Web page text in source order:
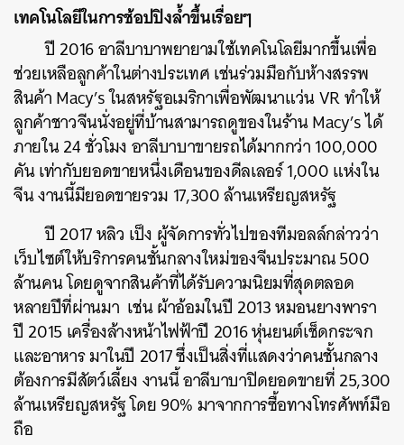
เทคโนโลยีในการช้อปปิงล้ำขึ้นเรื่อยๆ
ปี 2016 อาลีบาบาพยายามใช้เทคโนโลยีมากขึ้นเพื่อ
ช่วยเหลือลูกค้าในต่างประเทศ เช่นร่วมมือกับห้างสรรพ
สินค้า Macy’s ในสหรัฐอเมริกาเพื่อพัฒนาแว่น VR ทำให้
ลูกค้าชาวจีนนั่งอยู่ที่บ้านสามารถดูของในร้าน Macy’s ได้
ภายใน 24 ชั่วโมง อาลีบาบาขายรถได้มากกว่า 100,000
คัน เท่ากับยอดขายหนึ่งเดือนของดีลเลอร์ 1,000 แห่งใน
จีน งานนี้มียอดขายรวม 17,300 ล้านเหรียญสหรัฐ
ปี 2017 หลิว เป็ง ผู้จัดการทั่วไปของทีมอลล์กล่าวว่า
เว็บไซต์ให้บริการคนชั้นกลางใหม่ของจีนประมาณ 500
ล้านคน โดยดูจากสินค้าที่ได้รับความนิยมที่สุดตลอด
หลายปีที่ผ่านมา เช่น ผ้าอ้อมในปี 2013 หมอนยางพารา
ปี 2015 เครื่องล้างหน้าไฟฟ้าปี 2016 หุ่นยนต์เช็ดกระจก
และอาหาร มาในปี 2017 ซึ่งเป็นสิ่งที่แสดงว่าคนชั้นกลาง
ต้องการมีสัตว์เลี้ยง งานนี้ อาลีบาบาปิดยอดขายที่ 25,300
ล้านเหรียญสหรัฐ โดย 90% มาจากการซื้อทางโทรศัพท์มือ
ถือ